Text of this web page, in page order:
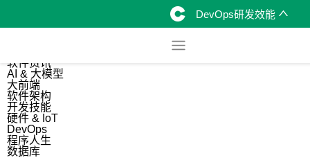
DevOps研发效能
软件资讯
AI & 大模型
大前端
软件架构
开发技能
硬件 & IoT
DevOps
程序人生
数据库